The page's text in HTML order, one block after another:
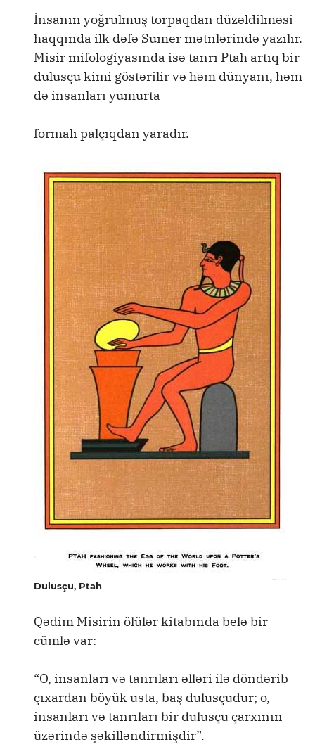
İnsanın yoğrulmuş torpaqdan düzəldilməsi
haqqında ilk dəfə Sumer mətnlərində yazılır.
Misir mifologiyasında isə tanrı Ptah artıq bir
dulusçu kimi göstərilir və həm dünyanı, həm
də insanları yumurta
formalı palçıqdan yaradır.
Dulusçu, Ptah
Qədim Misirin ölülər kitabında belə bir
cümlə var:
“O, insanları və tanrıları əlləri ilə döndərib
çıxardan böyük usta, baş dulusçudur; o,
insanları və tanrıları bir dulusçu çarxının
üzərində şəkilləndirmişdir”.